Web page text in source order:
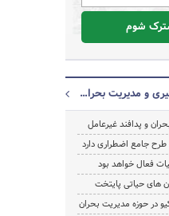
شوم
آخرین اخبار سازمان پیشگیری و مدیریت بحران شهر تهران
و پدافند غیرعامل
طرح جامع اضطراری دارد
فعال خواهد بود
در حوزه مدیریت بحران